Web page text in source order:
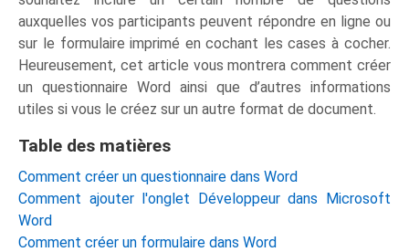
auxquelles vos participants peuvent répondre en ligne ou
sur le formulaire imprimé en cochant les cases à cocher.
Heureusement, cet article vous montrera comment créer
un questionnaire Word ainsi que d’autres informations
utiles si vous le créez sur un autre format de document.
Table des matières
Comment créer un questionnaire dans Word
Comment ajouter l'onglet Développeur dans Microsoft
Word
Comment créer un formulaire dans Word